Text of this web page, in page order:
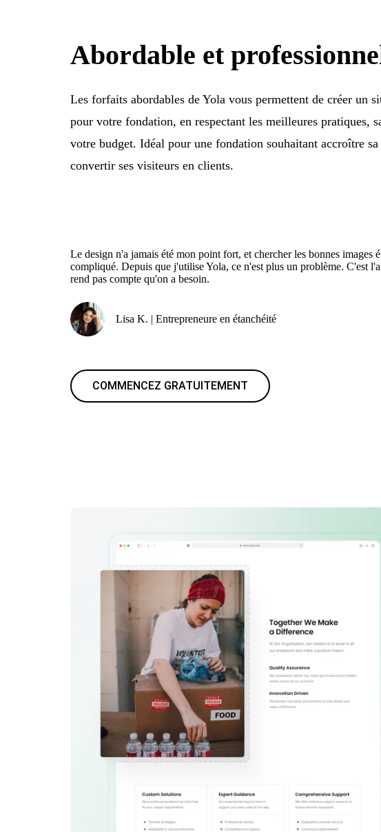
Abordable et
Les forfaits abordables de Yola vous permettent de créer un
pour votre fondation, en respectant les meilleures pratiques,
votre budget. Idéal pour une fondation souhaitant accroître
convertir ses visiteurs en clients.
Le design n'a jamais été mon point fort, et chercher les bonnes images
compliqué. Depuis que j'utilise Yola, ce n'est plus un problème. C'est
rend pas compte qu'on a besoin.
Lisa K. | Entrepreneure en étanchéité
COMMENCEZ GRATUITEMENT